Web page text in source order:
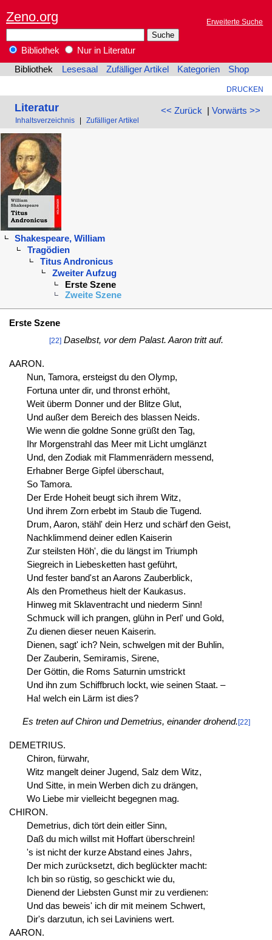
Zeno.org Erweiterte Suche
Bibliothek
Nur in Literatur
Bibliothek
Lesesaal Zufälliger Artikel Kategorien Shop
DRUCKEN
<< Zurück | Vorwärts >>
Literatur
Inhaltsverzeichnis Zufälliger Artikel
Shakespeare, William
Tragödien
Titus Andronicus
Zweiter Aufzug
Erste Szene
Zweite Szene
Erste Szene
[22] Daselbst, vor dem Palast. Aaron tritt auf.
AARON.
Nun, Tamora, ersteigst du den Olymp,
Fortuna unter dir, und thronst erhöht,
Weit überm Donner und der Blitze Glut,
Und außer dem Bereich des blassen Neids.
Wie wenn die goldne Sonne grüßt den Tag,
Ihr Morgenstrahl das Meer mit Licht umglänzt
Und, den Zodiak mit Flammenrädern messend,
Erhabner Berge Gipfel überschaut,
So Tamora.
Der Erde Hoheit beugt sich ihrem Witz,
Und ihrem Zorn erbebt im Staub die Tugend.
Drum, Aaron, stähl' dein Herz und schärf den Geist,
Nachklimmend deiner edlen Kaiserin
Zur steilsten Höh', die du längst im Triumph
Siegreich in Liebesketten hast geführt,
Und fester band'st an Aarons Zauberblick,
Als den Prometheus hielt der Kaukasus.
Hinweg mit Sklaventracht und niederm Sinn!
Schmuck will ich prangen, glühn in Perl' und Gold,
Zu dienen dieser neuen Kaiserin.
Dienen, sagt' ich? Nein, schwelgen mit der Buhlin,
Der Zauberin, Semiramis, Sirene,
Der Göttin, die Roms Saturnin umstrickt
Und ihn zum Schiffbruch lockt, wie seinen Staat. –
Ha! welch ein Lärm ist dies?
Es treten auf Chiron und Demetrius, einander drohend.[22]
DEMETRIUS.
Chiron, fürwahr,
Witz mangelt deiner Jugend, Salz dem Witz,
Und Sitte, in mein Werben dich zu drängen,
Wo Liebe mir vielleicht begegnen mag.
CHIRON.
Demetrius, dich tört dein eitler Sinn,
Daß du mich willst mit Hoffart überschrein!
's ist nicht der kurze Abstand eines Jahrs,
Der mich zurücksetzt, dich beglückter macht:
Ich bin so rüstig, so geschickt wie du,
Dienend der Liebsten Gunst mir zu verdienen:
Und das beweis' ich dir mit meinem Schwert,
Dir's darzutun, ich sei Laviniens wert.
AARON.